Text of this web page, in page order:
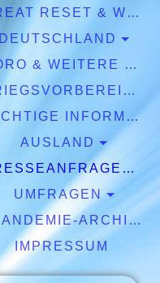
GREAT RESET & WEF
DEUTSCHLAND
CORO & WEITERE PANDEMIEN
KRIEGSVORBEREITUNGEN
WICHTIGE INFORMATIONEN
AUSLAND
PRESSEANFRAGEN & EXPERTISEN
UMFRAGEN
PLANDEMIE-ARCHIV
IMPRESSUM